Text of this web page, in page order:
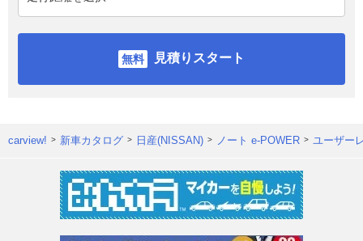
見積りスタート
carview! 新車カタログ 日産(NISSAN) ノート e-POWER ユーザー